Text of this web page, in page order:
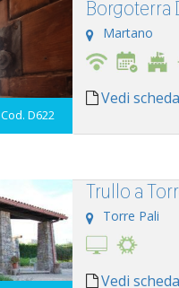
Cod. D622
Borgoterra
Martano
Vedi scheda
Trullo a
Torre Pali
Vedi scheda